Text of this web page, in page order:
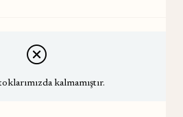
kalmamıştır.